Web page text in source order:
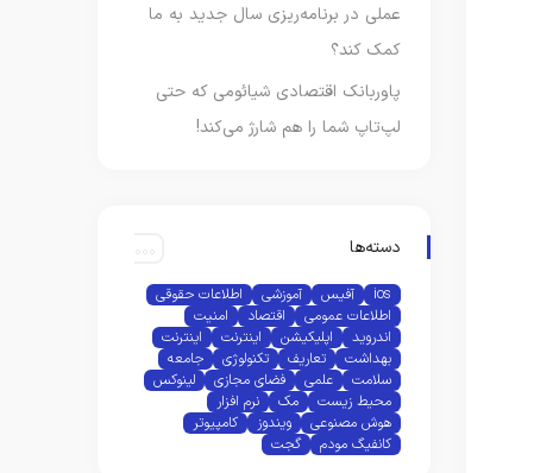
عملی در برنامه‌ریزی سال جدید به ما
کمک کند؟
پاوربانک اقتصادی شیائومی که حتی
لپ‌تاپ شما را هم شارژ می‌کند!
دسته‌ها
ios آفیس آموزشی
اطلاعات حقوقی
اطلاعات عمومی
اقتصاد
امنیت
اندروید
اپلیکیشن اینترنت
اینترنت
بهداشت
تعاریف تکنولوژی
جامعه
سلامت
علمی فضای مجازی
لینوکس
محیط زیست
مک
نرم افزار
هوش مصنوعی
ویندوز
کامپیوتر
کانفیگ مودم
گجت